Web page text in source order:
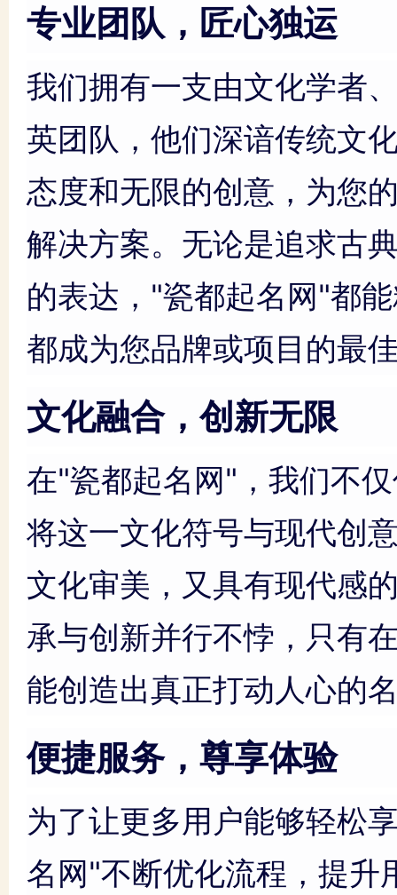
专业团队，匠心独运
我们拥有一支由文化学者
英团队，他们深谙传统文
态度和无限的创意，为您
解决方案。无论是追求古
的表达，"瓷都起名网"都
都成为您品牌或项目的最
文化融合，创新无限
在"瓷都起名网"，我们不
将这一文化符号与现代创
文化审美，又具有现代感
承与创新并行不悖，只有
能创造出真正打动人心的
便捷服务，尊享体验
为了让更多用户能够轻松
名网"不断优化流程，提升